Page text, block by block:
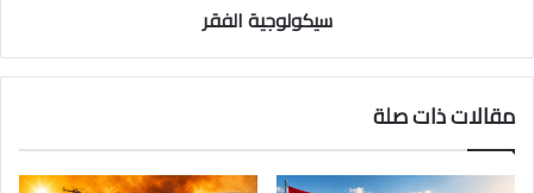
سيكولوجية الفقر
مقالات ذات صلة